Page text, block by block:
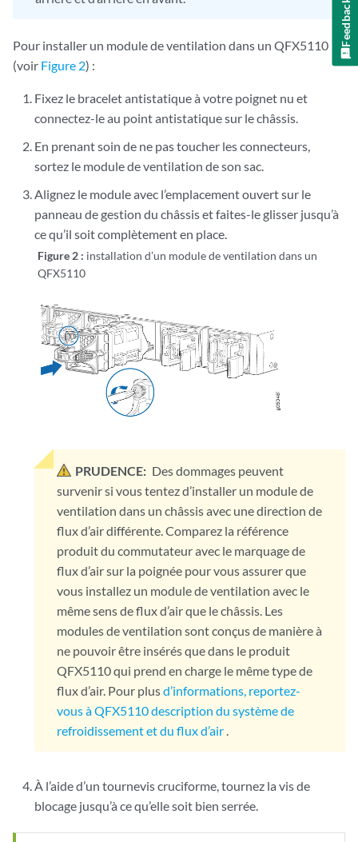
Pour installer un module de ventilation dans un QFX5110
(voir Figure 2) :
Fixez le bracelet antistatique à votre poignet nu et
connectez-le au point antistatique sur le châssis.
En prenant soin de ne pas toucher les connecteurs,
sortez le module de ventilation de son sac.
Alignez le module avec l’emplacement ouvert sur le
panneau de gestion du châssis et faites-le glisser jusqu’à
ce qu’il soit complètement en place.
Figure 2 : installation d’un module de ventilation dans un
QFX5110
PRUDENCE: Des dommages peuvent
survenir si vous tentez d’installer un module de
ventilation dans un châssis avec une direction de
flux d’air différente. Comparez la référence
produit du commutateur avec le marquage de
flux d’air sur la poignée pour vous assurer que
vous installez un module de ventilation avec le
même sens de flux d’air que le châssis. Les
modules de ventilation sont conçus de manière à
ne pouvoir être insérés que dans le produit
QFX5110 qui prend en charge le même type de
flux d’air. Pour plusd’informations, reportez-
vous à QFX5110 description du système de
refroidissement et du flux d’air .
À l’aide d’un tournevis cruciforme, tournez la vis de
blocage jusqu’à ce qu’elle soit bien serrée.
Feedback